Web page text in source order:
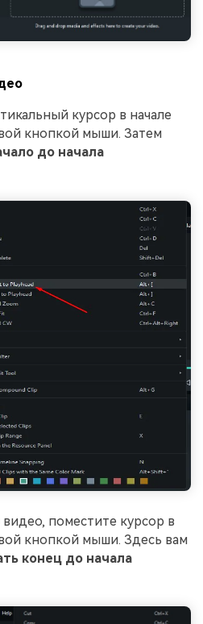
курсор в начале
кнопкой мыши. Затем
до начала
поместите курсор в
кнопкой мыши. Здесь вам
конец до начала